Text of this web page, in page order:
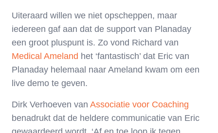
Uiteraard willen we niet opscheppen, maar
iedereen gaf aan dat de support van Planaday
een groot pluspunt is. Zo vond Richard van
Medical Ameland het ‘fantastisch’ dat Eric van
Planaday helemaal naar Ameland kwam om een
live demo te geven.
Dirk Verhoeven van Associatie voor Coaching
benadrukt dat de heldere communicatie van Eric